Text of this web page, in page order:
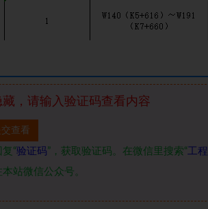
，请输入验证码查看内容
“验证码”，获取验证码。在微信里搜索“工
站微信公众号。